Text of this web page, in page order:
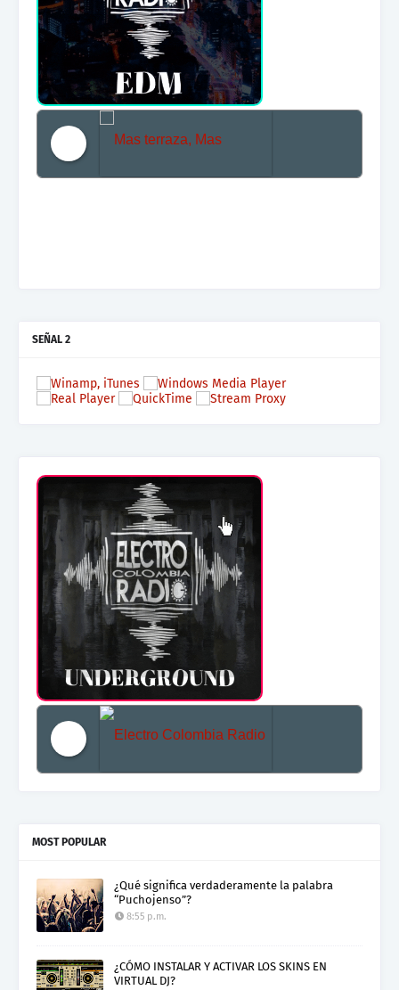
SEÑAL 2
MOST POPULAR
¿Qué significa verdaderamente la palabra
“Puchojenso”?
8:55 p.m.
¿CÓMO INSTALAR Y ACTIVAR LOS SKINS EN
VIRTUAL DJ?